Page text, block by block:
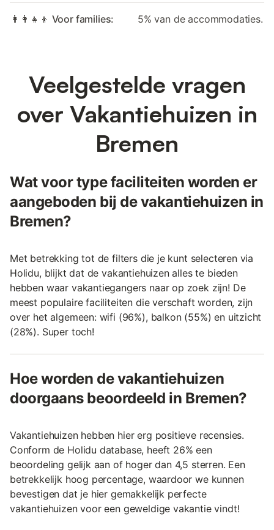
👩‍👩‍👧‍👦 Voor families: 5% van de accommodaties.
Veelgestelde vragen
over Vakantiehuizen in
Bremen
Wat voor type faciliteiten worden er
aangeboden bij de vakantiehuizen in
Bremen?
Met betrekking tot de filters die je kunt selecteren via
Holidu, blijkt dat de vakantiehuizen alles te bieden
hebben waar vakantiegangers naar op zoek zijn! De
meest populaire faciliteiten die verschaft worden, zijn
over het algemeen: wifi (96%), balkon (55%) en uitzicht
(28%). Super toch!
Hoe worden de vakantiehuizen
doorgaans beoordeeld in Bremen?
Vakantiehuizen hebben hier erg positieve recensies.
Conform de Holidu database, heeft 26% een
beoordeling gelijk aan of hoger dan 4,5 sterren. Een
betrekkelijk hoog percentage, waardoor we kunnen
bevestigen dat je hier gemakkelijk perfecte
vakantiehuizen voor een geweldige vakantie vindt!